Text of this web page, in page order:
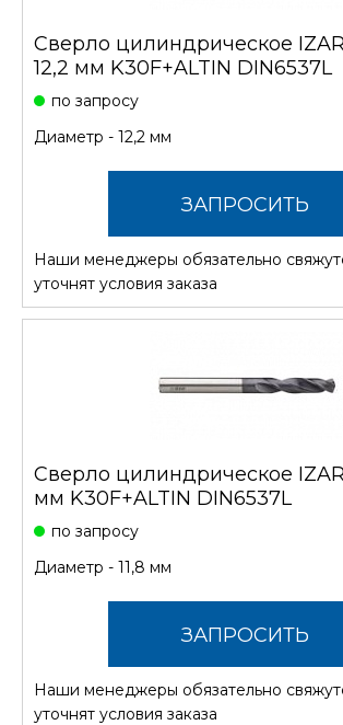
Сверло цилиндрическое
12,2 мм K30F+ALTIN DIN6537L
по запросу
Диаметр - 12,2 мм
ЗАПРОСИТЬ
СТОИМОСТЬ
Наши менеджеры обязательно
уточнят условия заказа
Сверло цилиндрическое IZAR
мм K30F+ALTIN DIN6537L
по запросу
Диаметр - 11,8 мм
ЗАПРОСИТЬ
СТОИМОСТЬ
Наши менеджеры обязательно
уточнят условия заказа